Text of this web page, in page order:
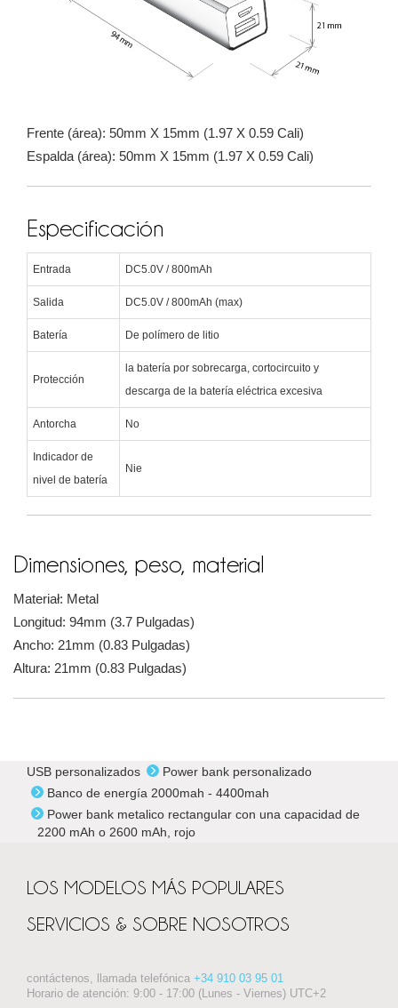
Frente (área): 50mm X 15mm (1.97 X 0.59 Cali)
Espalda (área): 50mm X 15mm (1.97 X 0.59 Cali)
Especificación
Entrada DC5.0V / 800mAh
Salida DC5.0V / 800mAh (max)
Batería De polímero de litio
Protección
la batería por sobrecarga, cortocircuito y
descarga de la batería eléctrica excesiva
Antorcha No
Indicador de
nivel de batería
Nie
Dimensiones, peso, material
Materiał: Metal
Longitud: 94mm (3.7 Pulgadas)
Ancho: 21mm (0.83 Pulgadas)
Altura: 21mm (0.83 Pulgadas)
USB personalizados
Power bank personalizado
Banco de energía 2000mah - 4400mah
Power bank metalico rectangular con una capacidad de
2200 mAh o 2600 mAh, rojo
LOS MODELOS MÁS POPULARES
SERVICIOS & SOBRE NOSOTROS
contáctenos, llamada telefónica +34 910 03 95 01
Horario de atención: 9:00 - 17:00 (Lunes - Viernes) UTC+2